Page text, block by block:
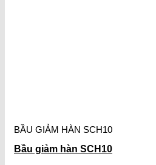
BẦU GIẢM HÀN SCH10
Bầu giảm hàn SCH10